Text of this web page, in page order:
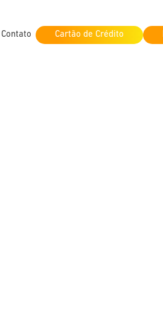
Contato Cartão de Crédito